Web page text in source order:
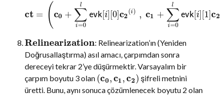
ct = ( c0 + ∑
i=0
l
evk[i][0]c2
(i) , c1 + ∑
i=0
l
evk[i][1]c2
Relinearization: Relinearization’ın (Yeniden
Doğrusallaştırma) asıl amacı, çarpımdan sonra
dereceyi tekrar 2’ye düşürmektir. Varsayalım bir
çarpım boyutu 3 olan (c0,c1, c2) şifreli metnini
üretti. Bunu, aynı sonuca çözümlenecek boyutu 2 olan